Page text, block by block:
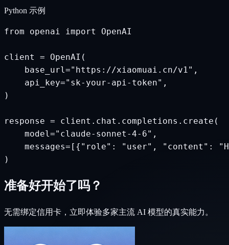
Python 示例
from openai import OpenAI
client = OpenAI(
    base_url="https://xiaomuai.cn/v1",
    api_key="sk-your-api-token",
)
response = client.chat.completions.create(
    model="claude-sonnet-4-6",
messages=[{"role": "user", "content":
)
准备好开始了吗？
无需绑定信用卡，立即体验多家主流 AI 模型的真实能力。